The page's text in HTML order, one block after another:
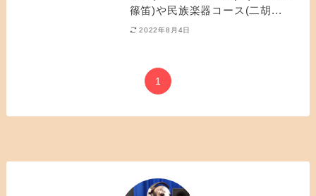
篠笛)や民族楽器コース(二胡...
2022年8月4日
1